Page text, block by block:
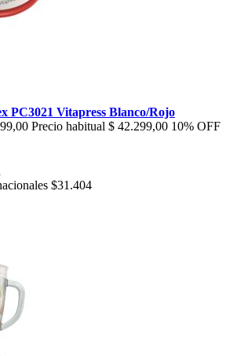
PC3021 Vitapress Blanco/Rojo
Precio habitual $ 42.299,00 10% OFF
$31.404